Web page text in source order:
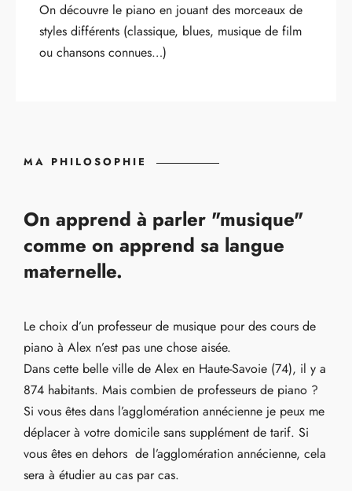
On découvre le piano en jouant des morceaux de
styles différents (classique, blues, musique de film
ou chansons connues…)
MA PHILOSOPHIE
On apprend à parler "musique"
comme on apprend sa langue
maternelle.
Le choix d’un professeur de musique pour des cours de
piano à Alex n’est pas une chose aisée.
Dans cette belle ville de Alex en Haute-Savoie (74), il y a
874 habitants. Mais combien de professeurs de piano ?
Si vous êtes dans l’agglomération annécienne je peux me
déplacer à votre domicile sans supplément de tarif. Si
vous êtes en dehors de l’agglomération annécienne, cela
sera à étudier au cas par cas.